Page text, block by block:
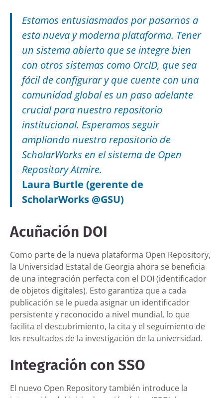
Estamos entusiasmados por pasarnos a
esta nueva y moderna plataforma. Tener
un sistema abierto que se integre bien
con otros sistemas como OrcID, que sea
fácil de configurar y que cuente con una
comunidad global es un paso adelante
crucial para nuestro repositorio
institucional. Esperamos seguir
ampliando nuestro repositorio de
ScholarWorks en el sistema de Open
Repository Atmire.
Laura Burtle (gerente de
ScholarWorks @GSU)
Acuñación DOI
Como parte de la nueva plataforma Open Repository,
la Universidad Estatal de Georgia ahora se beneficia
de una integración perfecta con el DOI (identificador
de objetos digitales). Esto garantiza que a cada
publicación se le pueda asignar un identificador
persistente y reconocido a nivel mundial, lo que
facilita el descubrimiento, la cita y el seguimiento de
los resultados de la investigación de la universidad.
Integración con SSO
El nuevo Open Repository también introduce la